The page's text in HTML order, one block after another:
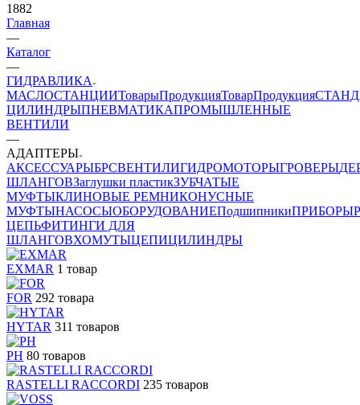
1882
Главная
—
Каталог
—
ГИДРАВЛИКА
МАСЛОСТАНЦИИТоварыПродукцияТоварПродукция
ЦИЛИНДРЫПНЕВМАТИКАПРОМЫШЛЕННЫЕ
ВЕНТИЛИ
—
АДАПТЕРЫ
АКСЕССУАРЫБРСВЕНТИЛИГИДРОМОТОРЫГРОВЕРЫ
ШЛАНГОВЗаглушки пластикЗУБЧАТЫЕ
МУФТЫКЛИНОВЫЕ РЕМНИКОНУСНЫЕ
МУФТЫНАСОСЫОБОРУДОВАНИЕПодшипникиПРИБОРЫ
ЦЕПЬФИТИНГИ ДЛЯ
ШЛАНГОВХОМУТЫЦЕПИЦИЛИНДРЫ
EXMAR 1 товар
FOR 292 товара
HYTAR 311 товаров
PH 80 товаров
RASTELLI RACCORDI 235 товаров